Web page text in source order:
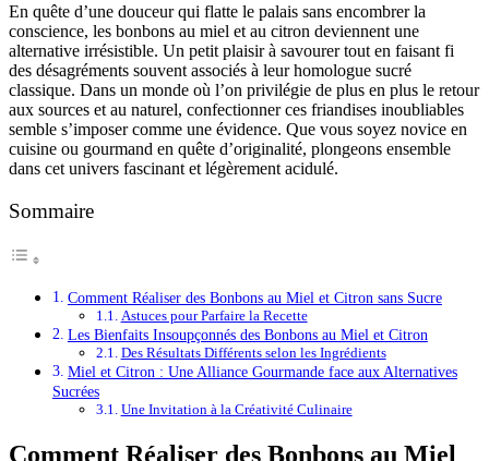
En quête d’une douceur qui flatte le palais sans encombrer la
conscience, les bonbons au miel et au citron deviennent une
alternative irrésistible. Un petit plaisir à savourer tout en faisant fi
des désagréments souvent associés à leur homologue sucré
classique. Dans un monde où l’on privilégie de plus en plus le retour
aux sources et au naturel, confectionner ces friandises inoubliables
semble s’imposer comme une évidence. Que vous soyez novice en
cuisine ou gourmand en quête d’originalité, plongeons ensemble
dans cet univers fascinant et légèrement acidulé.
Sommaire
Comment Réaliser des Bonbons au Miel et Citron sans Sucre
Astuces pour Parfaire la Recette
Les Bienfaits Insoupçonnés des Bonbons au Miel et Citron
Des Résultats Différents selon les Ingrédients
Miel et Citron : Une Alliance Gourmande face aux Alternatives
Sucrées
Une Invitation à la Créativité Culinaire
Comment Réaliser des Bonbons au Miel